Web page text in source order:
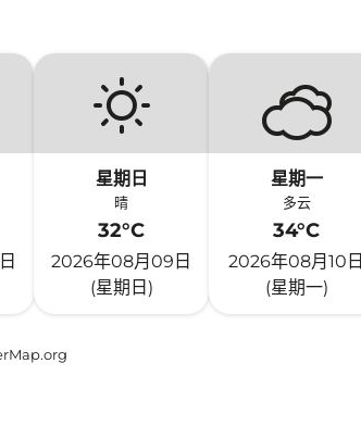
星期日
晴
32°C
2026年08月09日
(星期日)
星期一
多云
34°C
2026年08月10日
(星期一)